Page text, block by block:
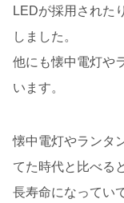
LEDが採用された
しました。
他にも懐中電灯や
います。
懐中電灯やランタ
てた時代と比べる
長寿命になってい